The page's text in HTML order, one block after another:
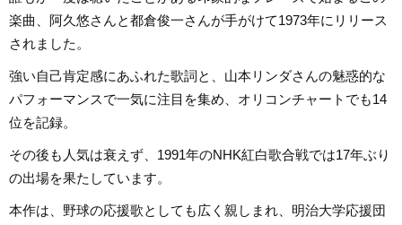
楽曲、阿久悠さんと都倉俊一さんが手がけて1973年にリリース
されました。
強い自己肯定感にあふれた歌詞と、山本リンダさんの魅惑的な
パフォーマンスで一気に注目を集め、オリコンチャートでも14
位を記録。
その後も人気は衰えず、1991年のNHK紅白歌合戦では17年ぶり
の出場を果たしています。
本作は、野球の応援歌としても広く親しまれ、明治大学応援団